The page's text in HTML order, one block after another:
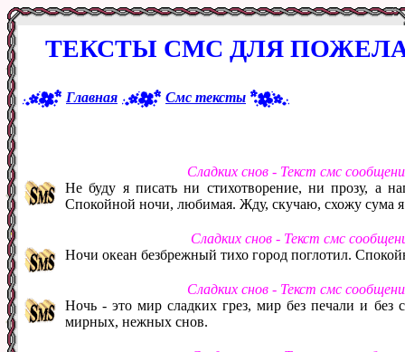
ТЕКСТЫ СМС ДЛЯ
Главная Смс тексты
Сладких снов - Текст смс
Не буду я писать ни стихотворение, ни прозу, а
Спокойной ночи, любимая. Жду, скучаю, схожу сума я
Сладких снов - Текст смс
Ночи океан безбрежный тихо город поглотил.
Сладких снов - Текст смс
Ночь - это мир сладких грез, мир без печали и
мирных, нежных снов.